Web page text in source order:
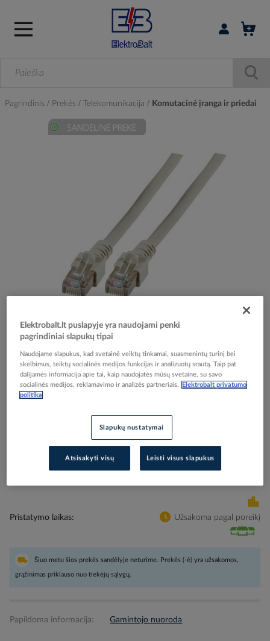
Prisijungti /
Pagrindinis Prekės Telekomunikacija Komutacinė įranga ir priedai
Skip
the
beginning
the
Reali prekė gali skirtis nuo pavaizduotos nuotraukoje
Kabelis komutacinis 1m Kat.5e FTP RJ45 pilkas -
EFB-ELEKTRONIK
Prisijunkite, norėdami pamatyti kainas
Pristatymo laikas Užsakoma pagal poreikį
Šiuo metu šios prekės sandėlyje neturime. Prekės (-ė) yra užsakomos,
grąžinimas priklauso nuo tiekėjų sąlygų.
Papildoma informacija: Gamintojo nuoroda
Elektrobalt.lt puslapyje yra naudojami penki
pagrindiniai slapukų tipai
Naudojame slapukus, kad svetainė veiktų tinkamai, suasmenintų turinį bei
skelbimus, teiktų socialinės medijos funkcijas ir analizuotų srautą. Taip pat
dalijamės informacija apie tai, kaip naudojatės mūsų svetaine, su savo
socialinės medijos, reklamavimo ir analizės partneriais.
Elektrobalt privatumo
politika
Slapukų nustatymai
Atsisakyti visų Leisti visus slapukus